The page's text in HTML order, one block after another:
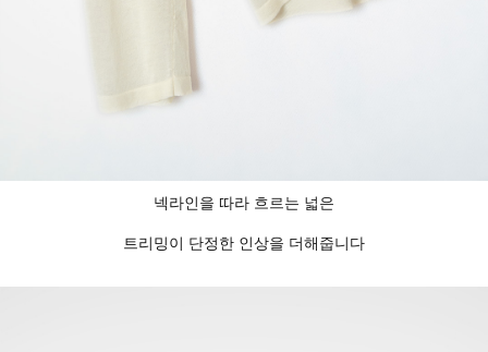
넥라인을 따라 흐르는 넓은
트리밍이 단정한 인상을 더해줍니다